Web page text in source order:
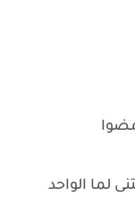
لما الواحد